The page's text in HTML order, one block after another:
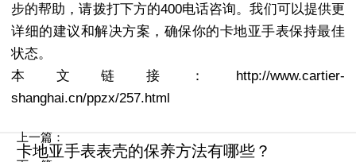
步的帮助，请拨打下方的400电话咨询。我们可以提供更
详细的建议和解决方案，确保你的卡地亚手表保持最佳
状态。
本文链接：http://www.cartier-
shanghai.cn/ppzx/257.html
上一篇：
卡地亚手表表壳的保养方法有哪些？